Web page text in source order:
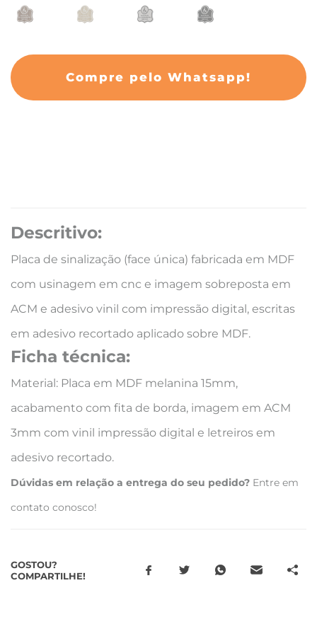
Compre pelo Whatsapp!
Descritivo:
Placa de sinalização (face única) fabricada em MDF
com usinagem em cnc e imagem sobreposta em
ACM e adesivo vinil com impressão digital, escritas
em adesivo recortado aplicado sobre MDF.
Ficha técnica:
Material: Placa em MDF melanina 15mm,
acabamento com fita de borda, imagem em ACM
3mm com vinil impressão digital e letreiros em
adesivo recortado.
Dúvidas em relação a entrega do seu pedido? Entre em
contato conosco!
GOSTOU?
COMPARTILHE!